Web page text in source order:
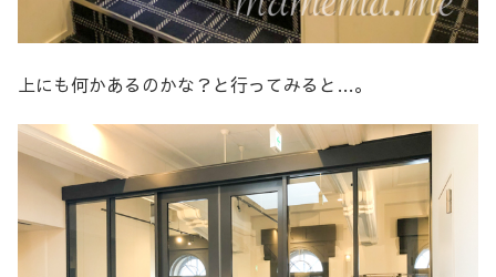
上にも何かあるのかな？と行ってみると…。